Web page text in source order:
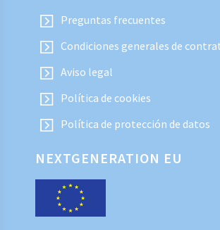
Preguntas frecuentes
Condiciones generales de
Aviso legal
Política de cookies
Política de protección de datos
NEXTGENERATION EU